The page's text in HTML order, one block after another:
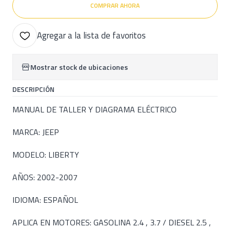
COMPRAR AHORA
Agregar a la lista de favoritos
Mostrar stock de ubicaciones
DESCRIPCIÓN
MANUAL DE TALLER Y DIAGRAMA ELÉCTRICO
MARCA: JEEP
MODELO: LIBERTY
AÑOS: 2002-2007
IDIOMA: ESPAÑOL
APLICA EN MOTORES: GASOLINA 2.4 , 3.7 / DIESEL 2.5 ,